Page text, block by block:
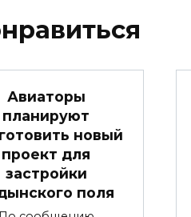
Авиаторы
планируют
новый
проект для
застройки
поля